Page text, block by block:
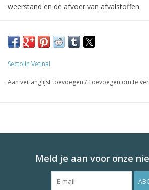
weerstand en de afvoer van afvalstoffen.
Sectolin Vetinal
Aan verlanglijst toevoegen /Toevoegen om te
Meld je aan voor onze